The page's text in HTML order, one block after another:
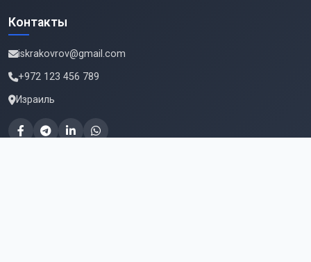
Контакты
iskrakovrov@gmail.com
+972 123 456 789
Израиль